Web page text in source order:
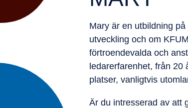
Mary är en utbildning
utveckling och om
förtroendevalda och
ledarerfarenhet, från 20
platser, vanligtvis
Är du intresserad av att